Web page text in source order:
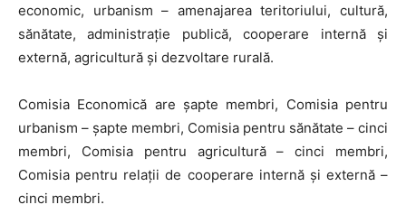
economic, urbanism – amenajarea teritoriului, cultură,
sănătate, administrație publică, cooperare internă și
externă, agricultură și dezvoltare rurală.
Comisia Economică are șapte membri, Comisia pentru
urbanism – șapte membri, Comisia pentru sănătate – cinci
membri, Comisia pentru agricultură – cinci membri,
Comisia pentru relații de cooperare internă și externă –
cinci membri.